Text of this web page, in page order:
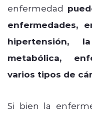
enfermedad p
enfermedades,
hipertensión,
metabólica,
varios tipos de
Si bien la